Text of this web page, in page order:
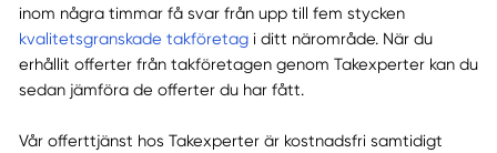
inom några timmar få svar från upp till fem stycken
kvalitetsgranskade takföretagi ditt närområde. När du
erhållit offerter från takföretagen genom Takexperter kan du
sedan jämföra de offerter du har fått.
Vår offerttjänst hos Takexperter är kostnadsfri samtidigt